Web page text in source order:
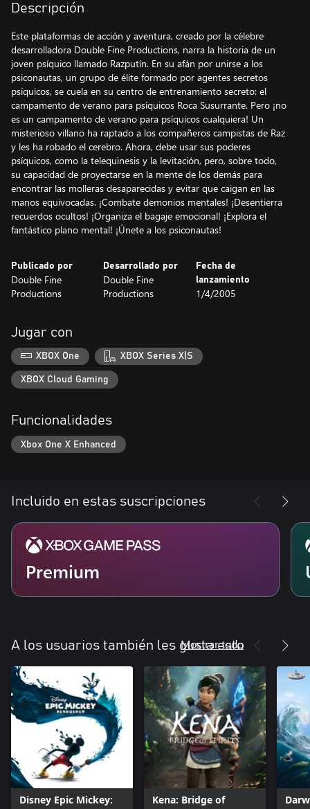
Descripción
Este plataformas de acción y aventura, creado por la célebre
desarrolladora Double Fine Productions, narra la historia de un
joven psíquico llamado Razputín. En su afán por unirse a los
psiconautas, un grupo de élite formado por agentes secretos
psíquicos, se cuela en su centro de entrenamiento secreto: el
campamento de verano para psíquicos Roca Susurrante. Pero ¡no
es un campamento de verano para psíquicos cualquiera! Un
misterioso villano ha raptado a los compañeros campistas de Raz
y les ha robado el cerebro. Ahora, debe usar sus poderes
psíquicos, como la telequinesis y la levitación, pero, sobre todo,
su capacidad de proyectarse en la mente de los demás para
encontrar las molleras desaparecidas y evitar que caigan en las
manos equivocadas. ¡Combate demonios mentales! ¡Desentierra
recuerdos ocultos! ¡Organiza el bagaje emocional! ¡Explora el
fantástico plano mental! ¡Únete a los psiconautas!
Publicado por
Double Fine
Productions
Desarrollado por
Double Fine
Productions
Fecha de
lanzamiento
1/4/2005
Jugar con
XBOX One XBOX Series X|S
XBOX Cloud Gaming
Funcionalidades
Xbox One X Enhanced
Incluido en estas suscripciones
Premium
A los usuarios también les gusta esto
Mostrar todo
Disney Epic Mickey:
Kena: Bridge of